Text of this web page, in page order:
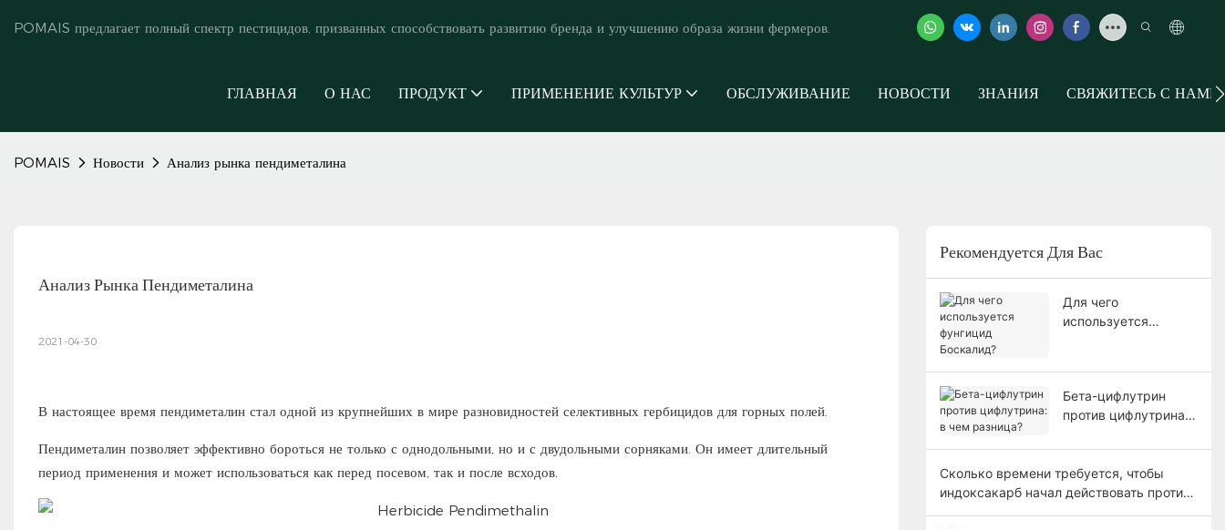
POMAIS предлагает полный спектр пестицидов, призванных способствовать развитию бренда и улучшению образа жизни фермеров.
ГЛАВНАЯ О НАС ПРОДУКТ ПРИМЕНЕНИЕ КУЛЬТУР ОБСЛУЖИВАНИЕ НОВОСТИ ЗНАНИЯ СВЯЖИТЕСЬ С НАМИ
POMAIS Новости Анализ рынка пендиметалина
Анализ Рынка Пендиметалина
2021-04-30
В настоящее время пендиметалин стал одной из крупнейших в мире разновидностей селективных гербицидов для горных полей.
Пендиметалин позволяет эффективно бороться не только с однодольными, но и с двудольными сорняками. Он имеет длительный
период применения и может использоваться как перед посевом, так и после всходов.
Рекомендуется Для Вас
Для чего
используется
Бета-цифлутрин
против цифлутрина:
Сколько времени требуется, чтобы
индоксакарб начал действовать против